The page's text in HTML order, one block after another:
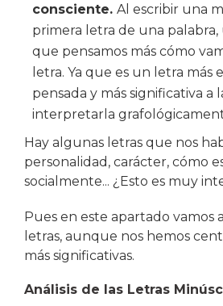
consciente. Al escribir una
primera letra de una
que pensamos más cómo
letra. Ya que es un letra más
pensada y más significativa a
interpretarla
Hay algunas letras que nos
personalidad, carácter, cómo
socialmente... ¿Esto es muy
Pues en este apartado vamos
letras, aunque nos hemos
más significativas.
Análisis de las Letras